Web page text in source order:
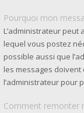
Pourquoi mon
L’administrateur
lequel vous postez
possible aussi que
les messages doivent
l’administrateur pour
Comment remonter